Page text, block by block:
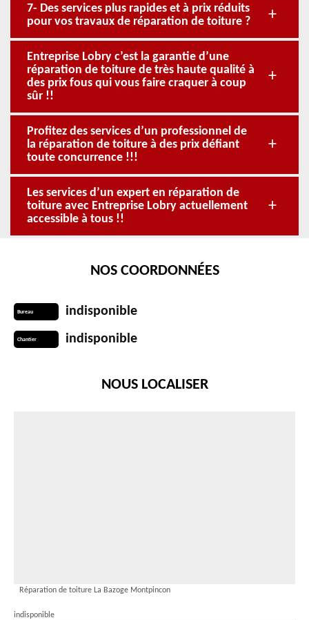
7- Des services plus rapides et à prix réduits
pour vos travaux de réparation de toiture ?
Entreprise Lobry c’est la garantie d’une
réparation de toiture de très haute qualité à
des prix fous qui vous faire craquer à coup
sûr !!
Profitez des services d’un professionnel de
la réparation de toiture à des prix défiant
toute concurrence !!!
Les services d’un expert en réparation de
toiture avec Entreprise Lobry actuellement
accessible à tous !!
NOS COORDONNÉES
Bureau indisponible
Chantier indisponible
NOUS LOCALISER
Réparation de toiture La Bazoge Montpincon
indisponible